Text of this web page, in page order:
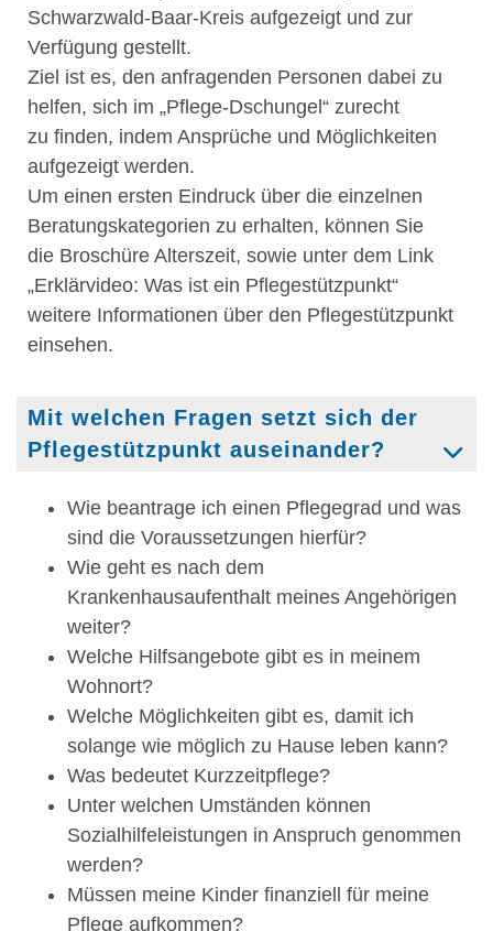
Schwarzwald-Baar-Kreis aufgezeigt und zur
Verfügung gestellt.
Ziel ist es, den anfragenden Personen dabei zu
helfen, sich im „Pflege-Dschungel“ zurecht
zu finden, indem Ansprüche und Möglichkeiten
aufgezeigt werden.
Um einen ersten Eindruck über die einzelnen
Beratungskategorien zu erhalten, können Sie
die Broschüre Alterszeit, sowie unter dem Link
„Erklärvideo: Was ist ein Pflegestützpunkt“
weitere Informationen über den Pflegestützpunkt
einsehen.
Mit welchen Fragen setzt sich der
Pflegestützpunkt auseinander?
Wie beantrage ich einen Pflegegrad und was
sind die Voraussetzungen hierfür?
Wie geht es nach dem
Krankenhausaufenthalt meines Angehörigen
weiter?
Welche Hilfsangebote gibt es in meinem
Wohnort?
Welche Möglichkeiten gibt es, damit ich
solange wie möglich zu Hause leben kann?
Was bedeutet Kurzzeitpflege?
Unter welchen Umständen können
Sozialhilfeleistungen in Anspruch genommen
werden?
Müssen meine Kinder finanziell für meine
Pflege aufkommen?